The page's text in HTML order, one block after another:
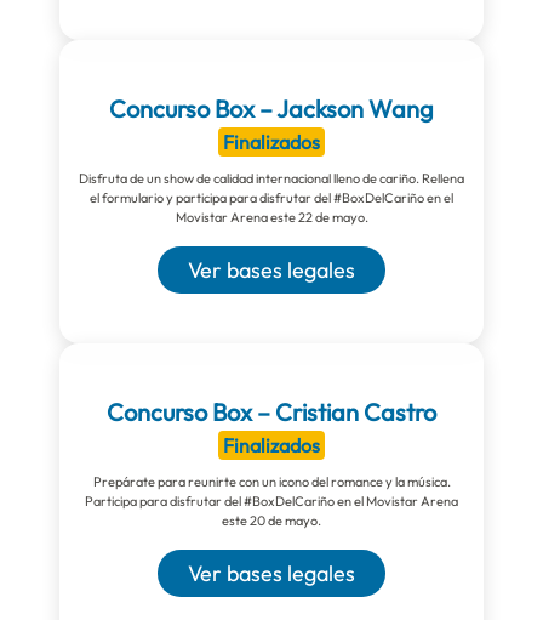
Concurso Box – Jackson Wang
Finalizados
Disfruta de un show de calidad internacional lleno de cariño. Rellena
el formulario y participa para disfrutar del #BoxDelCariño en el
Movistar Arena este 22 de mayo.
Ver bases legales
Concurso Box – Cristian Castro
Finalizados
Prepárate para reunirte con un icono del romance y la música.
Participa para disfrutar del #BoxDelCariño en el Movistar Arena
este 20 de mayo.
Ver bases legales